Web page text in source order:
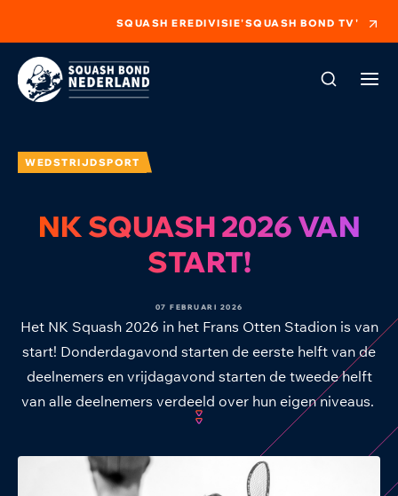
SQUASH EREDIVISIE'SQUASH BOND TV'
WEDSTRIJDSPORT
NK SQUASH 2026 VAN
START!
07 FEBRUARI 2026
Het NK Squash 2026 in het Frans Otten Stadion is van
start! Donderdagavond starten de eerste helft van de
deelnemers en vrijdagavond starten de tweede helft
van alle deelnemers verdeeld over hun eigen niveaus.